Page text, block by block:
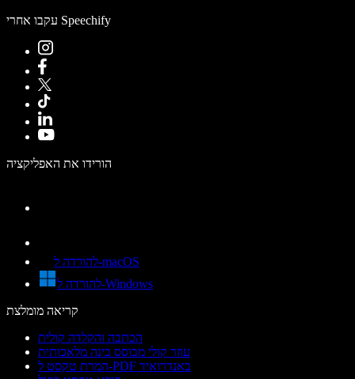
עקבו אחרי Speechify
הורידו את האפליקציה
להורדה ל-macOS
להורדה ל-Windows
קריאה מומלצת
הכתבה והקלדה קולית
עוזר קולי מבוסס בינה מלאכותית
המרת טקסט ל-PDF באנדרואיד